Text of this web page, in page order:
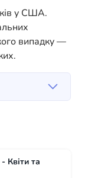
фізичних,
ваше життя в
Від
у США.
випадку —
Квіти та